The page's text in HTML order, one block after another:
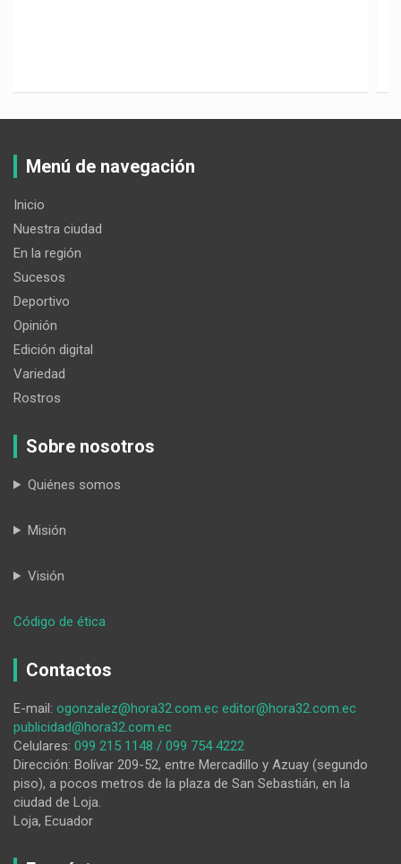
Menú de navegación
Inicio
Nuestra ciudad
En la región
Sucesos
Deportivo
Opinión
Edición digital
Variedad
Rostros
Sobre nosotros
Quiénes somos
Misión
Visión
Código de ética
presidenciales
Contactos
E-mail: ogonzalez@hora32.com.ec editor@hora32.com.ec
publicidad@hora32.com.ec
Celulares: 099 215 1148 / 099 754 4222
Dirección: Bolívar 209-52, entre Mercadillo y Azuay (segundo
piso), a pocos metros de la plaza de San Sebastián, en la
ciudad de Loja.
Loja, Ecuador